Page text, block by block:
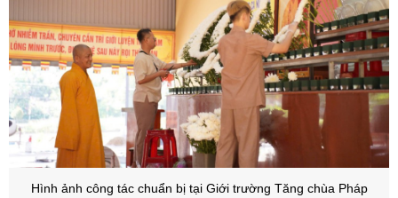
Hình ảnh công tác chuẩn bị tại Giới trường Tăng chùa Pháp